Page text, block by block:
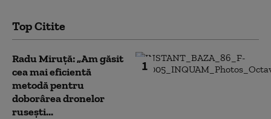
Top Citite
1
Radu Miruță: „Am găsit
cea mai eficientă
metodă pentru
doborârea dronelor
rusești...